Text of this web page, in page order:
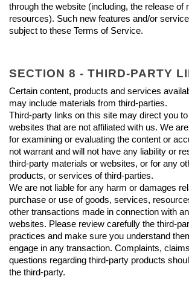
through the website (including, the release of
resources). Such new features and/or
subject to these Terms of Service.
SECTION 8 - THIRD-PARTY
Certain content, products and services
may include materials from third-parties.
Third-party links on this site may direct you
websites that are not affiliated with us. We
for examining or evaluating the content or
not warrant and will not have any liability or
third-party materials or websites, or for any
products, or services of third-parties.
We are not liable for any harm or damages
purchase or use of goods, services,
other transactions made in connection with
websites. Please review carefully the third-
practices and make sure you understand
engage in any transaction. Complaints,
questions regarding third-party products
the third-party.